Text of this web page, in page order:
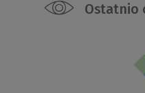
Ostatnio